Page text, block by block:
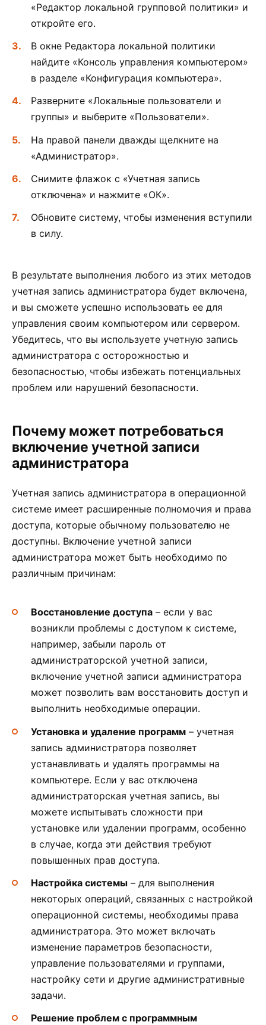
«Редактор локальной групповой политики» и
откройте его.
В окне Редактора локальной политики
найдите «Консоль управления компьютером»
в разделе «Конфигурация компьютера».
Разверните «Локальные пользователи и
группы» и выберите «Пользователи».
На правой панели дважды щелкните на
«Администратор».
Снимите флажок с «Учетная запись
отключена» и нажмите «ОК».
Обновите систему, чтобы изменения вступили
в силу.
В результате выполнения любого из этих методов
учетная запись администратора будет включена,
и вы сможете успешно использовать ее для
управления своим компьютером или сервером.
Убедитесь, что вы используете учетную запись
администратора с осторожностью и
безопасностью, чтобы избежать потенциальных
проблем или нарушений безопасности.
Почему может потребоваться
включение учетной записи
администратора
Учетная запись администратора в операционной
системе имеет расширенные полномочия и права
доступа, которые обычному пользователю не
доступны. Включение учетной записи
администратора может быть необходимо по
различным причинам:
Восстановление доступа – если у вас
возникли проблемы с доступом к системе,
например, забыли пароль от
администраторской учетной записи,
включение учетной записи администратора
может позволить вам восстановить доступ и
выполнить необходимые операции.
Установка и удаление программ – учетная
запись администратора позволяет
устанавливать и удалять программы на
компьютере. Если у вас отключена
администраторская учетная запись, вы
можете испытывать сложности при
установке или удалении программ, особенно
в случае, когда эти действия требуют
повышенных прав доступа.
Настройка системы – для выполнения
некоторых операций, связанных с настройкой
операционной системы, необходимы права
администратора. Это может включать
изменение параметров безопасности,
управление пользователями и группами,
настройку сети и другие административные
задачи.
Решение проблем с программным